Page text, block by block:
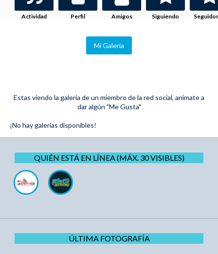
Actividad Perfil Amigos Siguiendo
Mi Galeria
Estas viendo la galería de un miembro de la red social, anímate a
dar algún "Me Gusta"
¡No hay galerías disponibles!
QUIÉN ESTÁ EN LÍNEA (MÁX. 30 VISIBLES)
ÚLTIMA FOTOGRAFÍA